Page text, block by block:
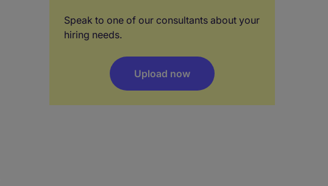
Speak to one of our consultants about your
hiring needs.
Upload now